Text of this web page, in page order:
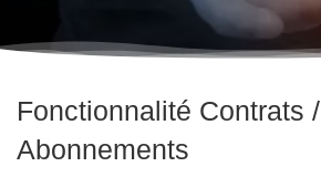
Fonctionnalité Contrats /
Abonnements